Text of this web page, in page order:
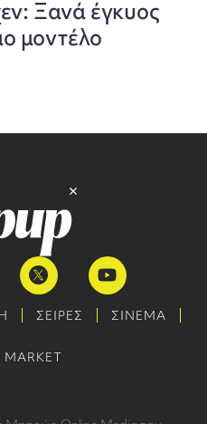
Ξανά έγκυος
μοντέλο
ΣΕΙΡΕΣ ΣΙΝΕΜΑ
MARKET